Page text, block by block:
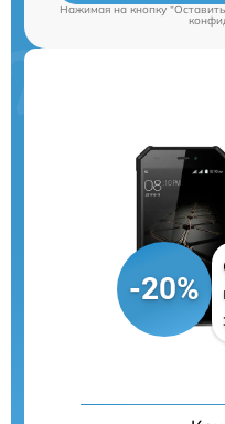
Нажимая на кнопку
-20%